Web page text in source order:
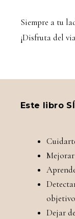
Siempre a tu
¡Disfruta del
Este libro
Dejar